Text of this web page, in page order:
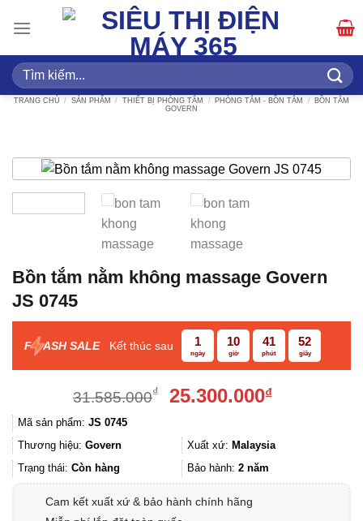
qua
dung
Tìm
kiếm:
TRANG CHỦ / SẢN PHẨM / THIẾT BỊ PHÒNG TẮM / PHÒNG TẮM - BỒN TẮM /
BỒN TẮM
GOVERN
Bồn tắm nằm không massage Govern
JS 0745
F ASH SALE Kết thúc sau 1
ngày
10
giờ
41
phút
51
giây
31.585.000₫
Giá
31.585.000₫.
25.300.000₫Giá
là:
Mã sản phẩm: JS 0745
Thương hiệu: Govern Xuất xứ: Malaysia
Trạng thái: Còn hàng Bảo hành: 2 năm
Cam kết xuất xứ & bảo hành chính hãng